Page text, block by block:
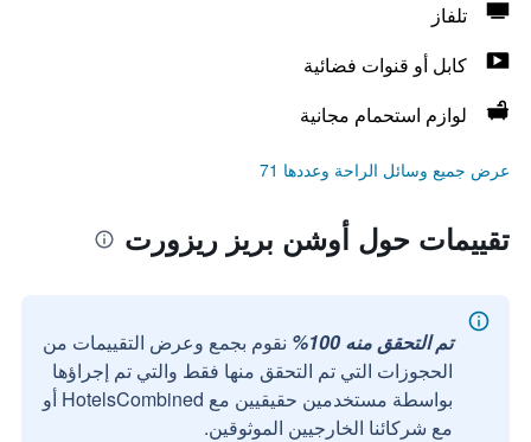
تلفاز
كابل أو قنوات فضائية
لوازم استحمام مجانية
عرض جميع وسائل الراحة وعددها 71
تقييمات حول أوشن بريز ريزورت
تم التحقق منه 100%
نقوم بجمع وعرض التقييمات من
الحجوزات التي تم التحقق منها فقط والتي تم إجراؤها
بواسطة مستخدمين حقيقيين مع HotelsCombined أو
مع شركائنا الخارجيين الموثوقين.